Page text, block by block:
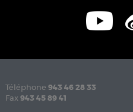
Téléphone 943 46 28 33
Fax 943 45 89 41